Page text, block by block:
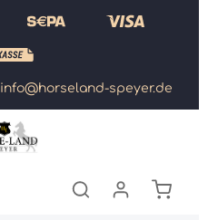
info@horseland-speyer.de